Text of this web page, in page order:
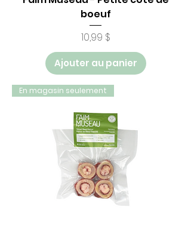
boeuf
Prix
10,99 $
Ajouter au panier
En magasin seulement